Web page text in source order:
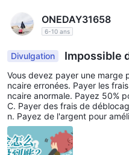
ONEDAY31658
6-10 ans
Divulgation Impossible
Vous devez payer une marge
ncaire erronées. Payer les
ncaire anormale. Payez 50%
C. Payer des frais de
n. Payez de l'argent pour